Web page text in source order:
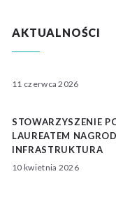
AKTUALNOŚCI
11 czerwca 2026
STOWARZYSZENIE
LAUREATEM
INFRASTRUKTURA
10 kwietnia 2026